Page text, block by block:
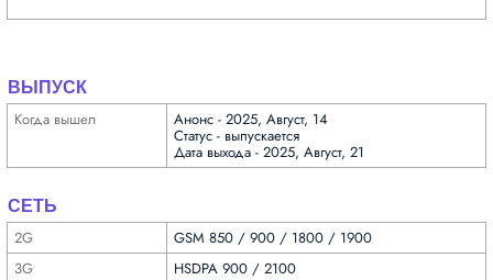
ВЫПУСК
Когда вышел Анонс - 2025, Август, 14
Статус - выпускается
Дата выхода - 2025, Август, 21
СЕТЬ
2G
GSM 850 / 900 / 1800 / 1900
3G
HSDPA 900 / 2100